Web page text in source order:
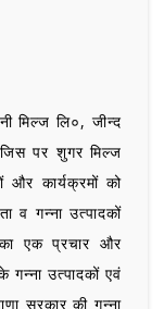
मिल्ज लि०, जीन्द
पर शुगर मिल्ज
और कार्यक्रमों को
व गन्ना उत्पादकों
का एक प्रचार और
गन्ना उत्पादकों एवं
सरकार की गन्ना